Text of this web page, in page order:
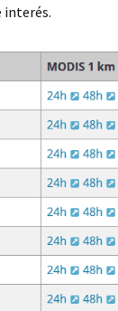
interés.